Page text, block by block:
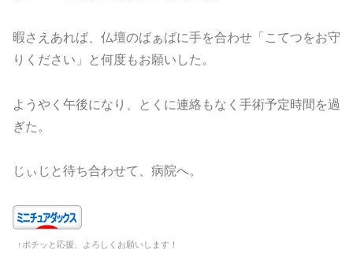
暇さえあれば、仏壇のばぁばに手を合わせ「こてつをお守
りください」と何度もお願いした。
ようやく午後になり、とくに連絡もなく手術予定時間を過
ぎた。
じぃじと待ち合わせて、病院へ。
↑ポチッと応援、よろしくお願いします！